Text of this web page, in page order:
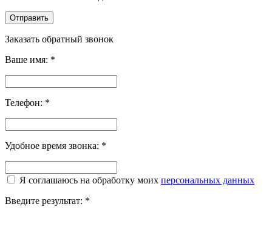
Отправить
Заказать обратный звонок
Ваше имя: *
Телефон: *
Удобное время звонка: *
Я соглашаюсь на обработку моих персональных данных
Введите результат: *